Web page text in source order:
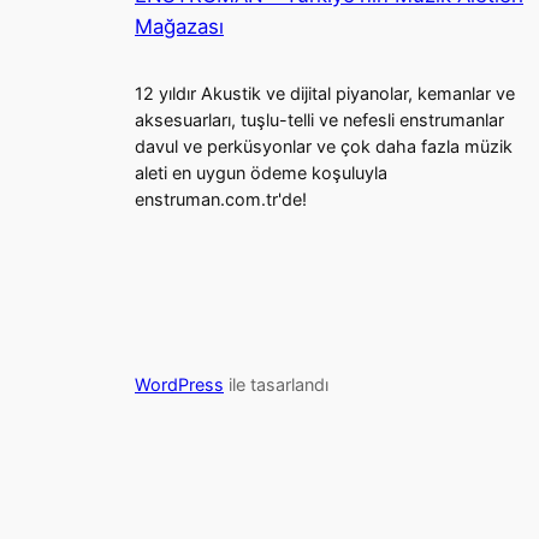
Mağazası
12 yıldır Akustik ve dijital piyanolar, kemanlar ve
aksesuarları, tuşlu-telli ve nefesli enstrumanlar
davul ve perküsyonlar ve çok daha fazla müzik
aleti en uygun ödeme koşuluyla
enstruman.com.tr'de!
WordPress ile tasarlandı